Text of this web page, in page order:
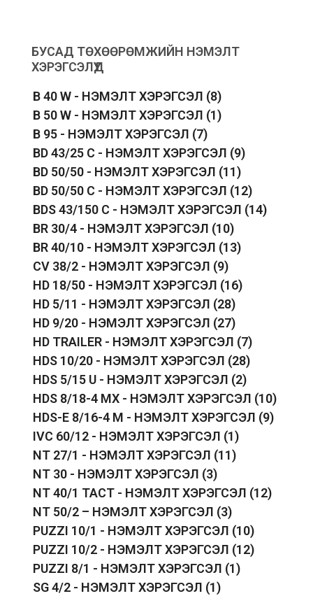
БУСАД ТӨХӨӨРӨМЖИЙН НЭМЭЛТ
ХЭРЭГСЭЛҮҮД
B 40 W - НЭМЭЛТ ХЭРЭГСЭЛ (8)
B 50 W - НЭМЭЛТ ХЭРЭГСЭЛ (1)
B 95 - НЭМЭЛТ ХЭРЭГСЭЛ (7)
BD 43/25 C - НЭМЭЛТ ХЭРЭГСЭЛ (9)
BD 50/50 - НЭМЭЛТ ХЭРЭГСЭЛ (11)
BD 50/50 C - НЭМЭЛТ ХЭРЭГСЭЛ (12)
BDS 43/150 C - НЭМЭЛТ ХЭРЭГСЭЛ (14)
BR 30/4 - НЭМЭЛТ ХЭРЭГСЭЛ (10)
BR 40/10 - НЭМЭЛТ ХЭРЭГСЭЛ (13)
CV 38/2 - НЭМЭЛТ ХЭРЭГСЭЛ (9)
HD 18/50 - НЭМЭЛТ ХЭРЭГСЭЛ (16)
HD 5/11 - НЭМЭЛТ ХЭРЭГСЭЛ (28)
HD 9/20 - НЭМЭЛТ ХЭРЭГСЭЛ (27)
HD TRAILER - НЭМЭЛТ ХЭРЭГСЭЛ (7)
HDS 10/20 - НЭМЭЛТ ХЭРЭГСЭЛ (28)
HDS 5/15 U - НЭМЭЛТ ХЭРЭГСЭЛ (2)
HDS 8/18-4 MX - НЭМЭЛТ ХЭРЭГСЭЛ (10)
HDS-E 8/16-4 M - НЭМЭЛТ ХЭРЭГСЭЛ (9)
IVC 60/12 - НЭМЭЛТ ХЭРЭГСЭЛ (1)
NT 27/1 - НЭМЭЛТ ХЭРЭГСЭЛ (11)
NT 30 - НЭМЭЛТ ХЭРЭГСЭЛ (3)
NT 40/1 TACT - НЭМЭЛТ ХЭРЭГСЭЛ (12)
NT 50/2 – НЭМЭЛТ ХЭРЭГСЭЛ (3)
PUZZI 10/1 - НЭМЭЛТ ХЭРЭГСЭЛ (10)
PUZZI 10/2 - НЭМЭЛТ ХЭРЭГСЭЛ (12)
PUZZI 8/1 - НЭМЭЛТ ХЭРЭГСЭЛ (1)
SG 4/2 - НЭМЭЛТ ХЭРЭГСЭЛ (1)